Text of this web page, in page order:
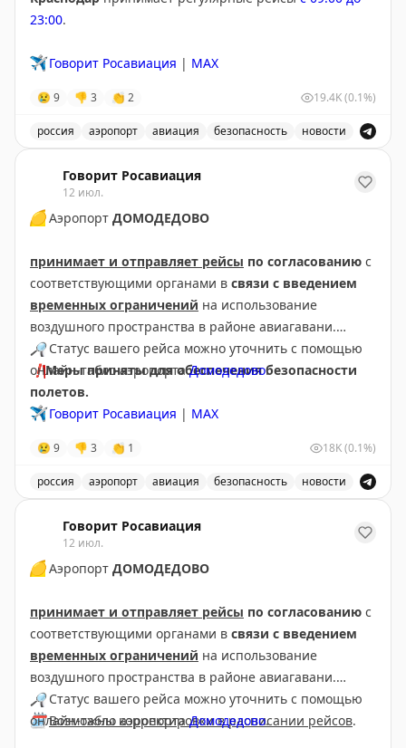
23:00.
✈️ Говорит Росавиация | MAX
😢 9 👎 3 👏 2 19.4K(0.1%)
россия аэропорт авиация безопасность новости
Говорит Росавиация
12 июл.
🟡Аэропорт ДОМОДЕДОВО
принимает и отправляет рейсы по согласованию с
соответствующими органами в связи с введением
временных ограничений на использование
воздушного пространства в районе авиагавани.
❗️Меры приняты для обеспечения безопасности
полетов.
🔎Статус вашего рейса можно уточнить с помощью
онлайн-табло аэропортаДомодедово.
✈️ Говорит Росавиация | МАХ
😢 9 👎 3 👏 1 18K(0.1%)
россия аэропорт авиация безопасность новости
Говорит Росавиация
12 июл.
🟡Аэропорт ДОМОДЕДОВО
принимает и отправляет рейсы по согласованию с
соответствующими органами в связи с введением
временных ограничений на использование
воздушного пространства в районе авиагавани.
🗓 Возможны корректировки в расписании рейсов.
🔎Статус вашего рейса можно уточнить с помощью
онлайн-табло аэропортаДомодедово.